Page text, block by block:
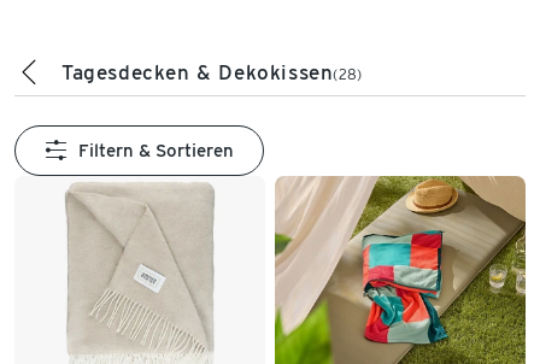
Tagesdecken & Dekokissen(28)
Filtern & Sortieren